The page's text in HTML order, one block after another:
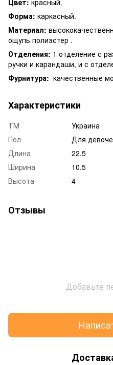
Форма: каркасный.
Материал:
ощупь полиэстер .
Отделения: 1 отделение с
ручки и карандаши, и с
Фурнитура: качественные
Характеристики
ТМ
Украина
Пол
Для
Длина
22.5
Ширина
10.5
Высота
4
Отзывы
Добавьте